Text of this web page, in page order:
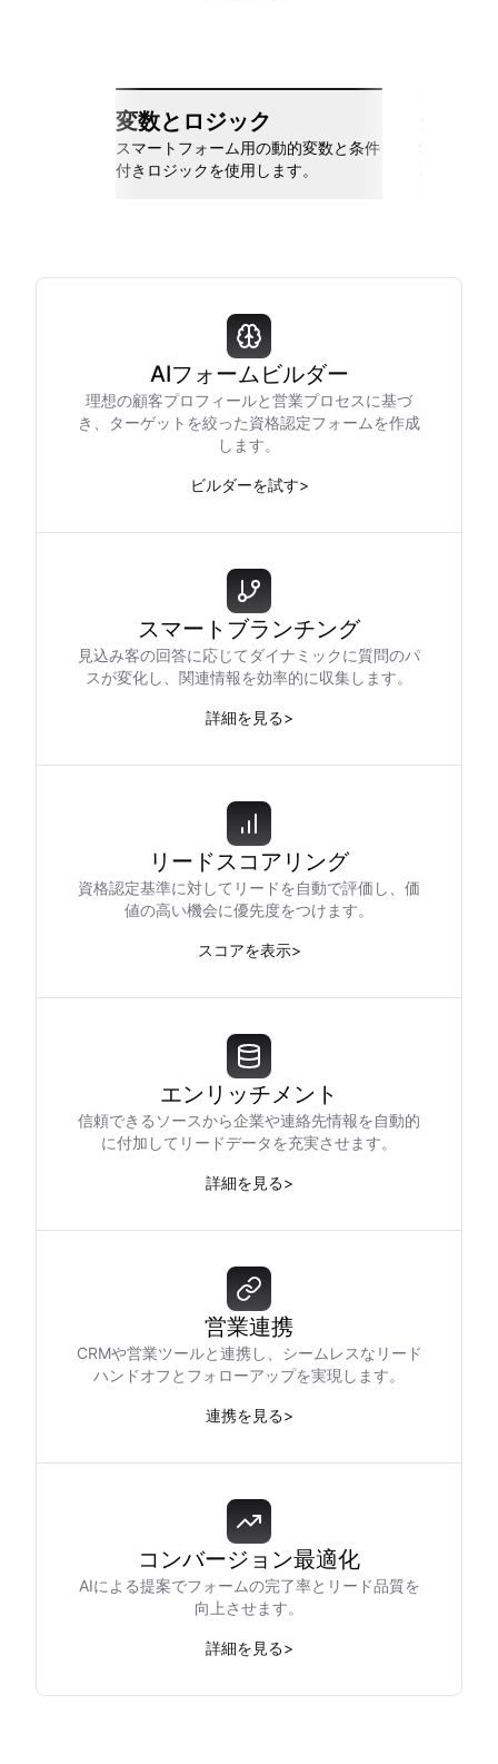
変数とロジック
スマートフォーム用の動的変数と条件
付きロジックを使用します。
AIフォームビルダー
理想の顧客プロフィールと営業プロセスに基づ
き、ターゲットを絞った資格認定フォームを作成
します。
ビルダーを試す>
スマートブランチング
見込み客の回答に応じてダイナミックに質問のパ
スが変化し、関連情報を効率的に収集します。
詳細を見る>
リードスコアリング
資格認定基準に対してリードを自動で評価し、価
値の高い機会に優先度をつけます。
スコアを表示>
エンリッチメント
信頼できるソースから企業や連絡先情報を自動的
に付加してリードデータを充実させます。
詳細を見る>
営業連携
CRMや営業ツールと連携し、シームレスなリード
ハンドオフとフォローアップを実現します。
連携を見る>
コンバージョン最適化
AIによる提案でフォームの完了率とリード品質を
向上させます。
詳細を見る>